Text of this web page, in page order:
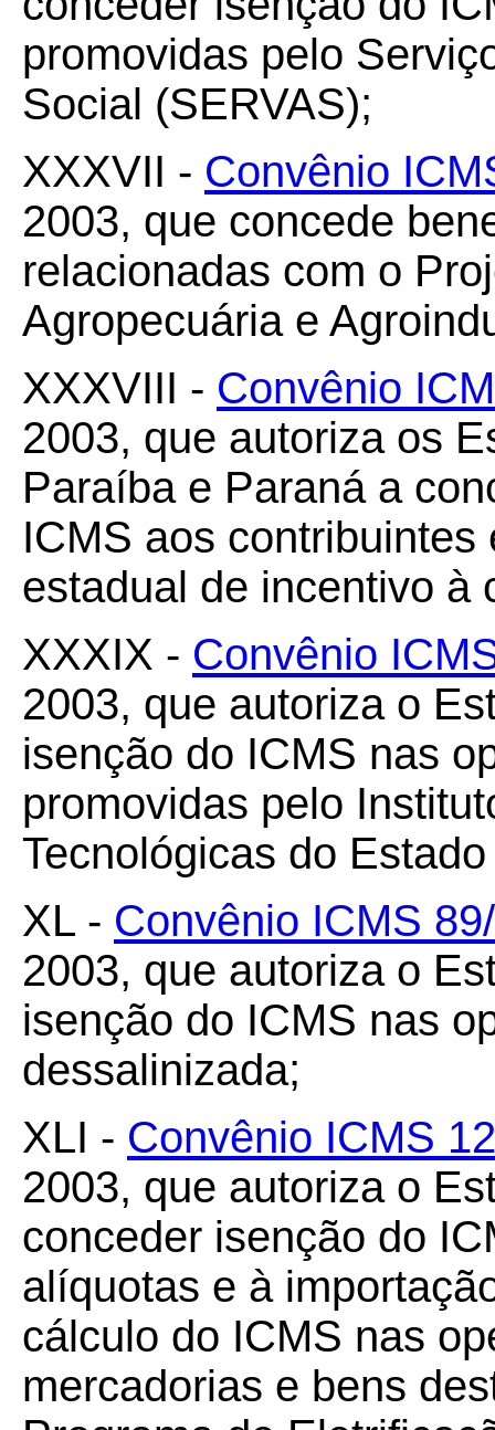
promovidas pelo
Social (SERVAS);
XXXVII - Convênio
2003, que concede
relacionadas com o
Agropecuária e
XXXVIII - Convênio
2003, que autoriza os
Paraíba e Paraná a
ICMS aos
estadual de incentivo à
XXXIX - Convênio
2003, que autoriza o
isenção do ICMS nas
promovidas pelo
Tecnológicas do
XL - Convênio ICMS
2003, que autoriza o
isenção do ICMS nas
dessalinizada;
XLI - Convênio ICMS
2003, que autoriza o
conceder isenção do
alíquotas e à
cálculo do ICMS nas
mercadorias e bens